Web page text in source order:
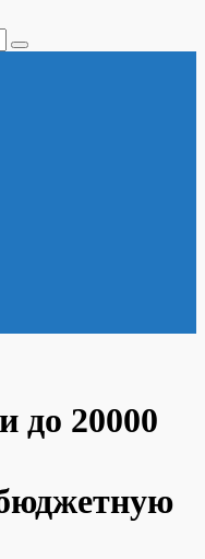
до 20000